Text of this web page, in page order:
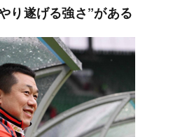
り遂げる強さ”がある